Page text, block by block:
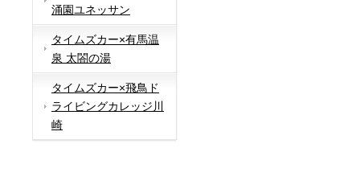
涌園ユネッサン
タイムズカー×有馬温
泉 太閤の湯
タイムズカー×飛鳥ド
ライビングカレッジ川
崎